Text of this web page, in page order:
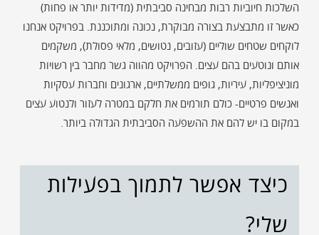
השלכות חיוביות רבות מבחינה סביבתית (מדידות יותר או פחות)
כאשר זו מתבצעת בצורה מבוקרת, נכונה ומתוכננת. בפרויקט אנחנו
לוקחים שטחים שוליים (עזובים, נטושים, מלאי פסולת), משקמים
אותם ונוטעים בהם עצים. הפרויקט מהווה גשר מחבר בין רשויות
מוניציפליות, עיריות, גופים ממשלתיים, ארגונים וחברות עסקיות
ואנשים פרטיים- כולם תורמים את חלקם במטרה לעזור ולנטוע עצים
במקום בו יש להם את ההשפעה הסביבתית הגדולה ביותר.
כיצד אפשר לתמוך בפעילות
שלי?